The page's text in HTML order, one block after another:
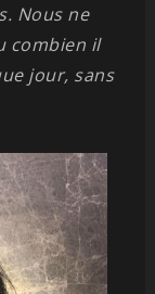
Nous ne
combien il
jour, sans